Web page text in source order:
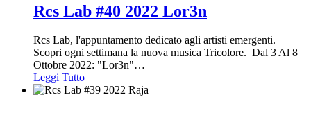
Rcs Lab #40 2022 Lor3n
Rcs Lab, l'appuntamento dedicato agli artisti emergenti.
Scopri ogni settimana la nuova musica Tricolore. Dal 3 Al 8
Ottobre 2022: "Lor3n"…
Leggi Tutto